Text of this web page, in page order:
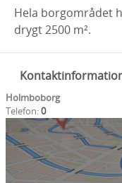
Hela borgområdet
drygt 2500 m².
Holmboborg
Telefon:0